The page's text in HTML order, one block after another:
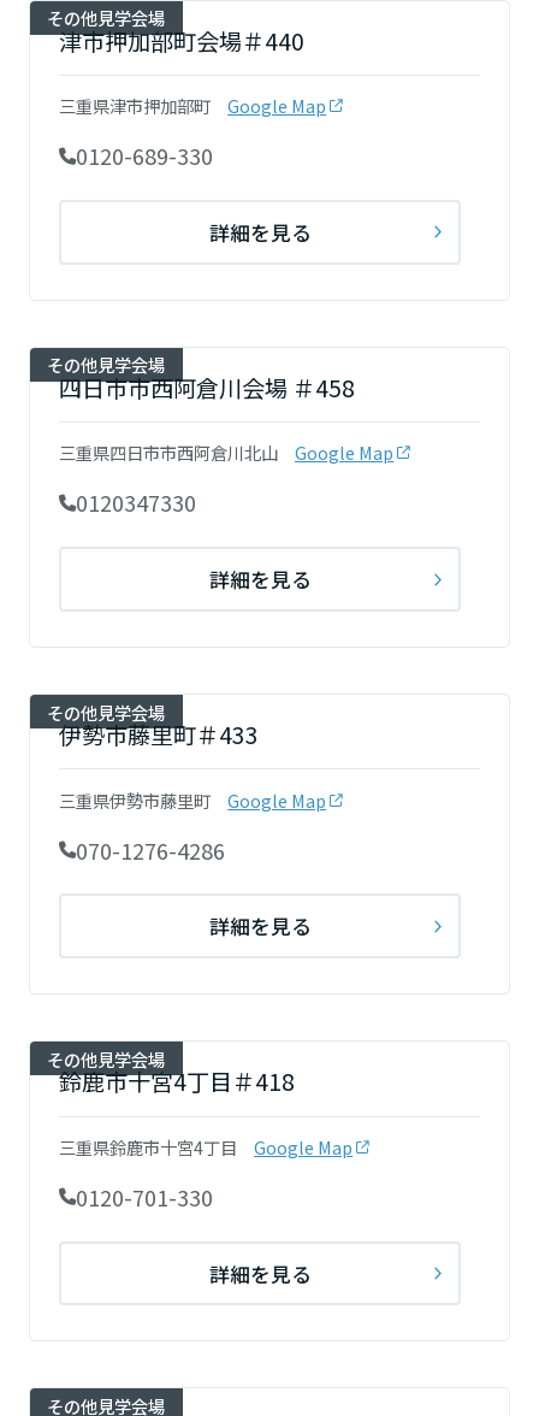
その他見学会場
津市押加部町会場＃440
三重県津市押加部町 Google Map
0120-689-330
詳細を見る
その他見学会場
四日市市西阿倉川会場 ＃458
三重県四日市市西阿倉川北山 Google Map
0120347330
詳細を見る
その他見学会場
伊勢市藤里町＃433
三重県伊勢市藤里町 Google Map
070-1276-4286
詳細を見る
その他見学会場
鈴鹿市十宮4丁目＃418
三重県鈴鹿市十宮4丁目 Google Map
0120-701-330
詳細を見る
その他見学会場